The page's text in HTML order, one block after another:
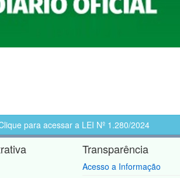
para acessar a LEI Nº 1.280/2024
Transparência
Acesso a Informação